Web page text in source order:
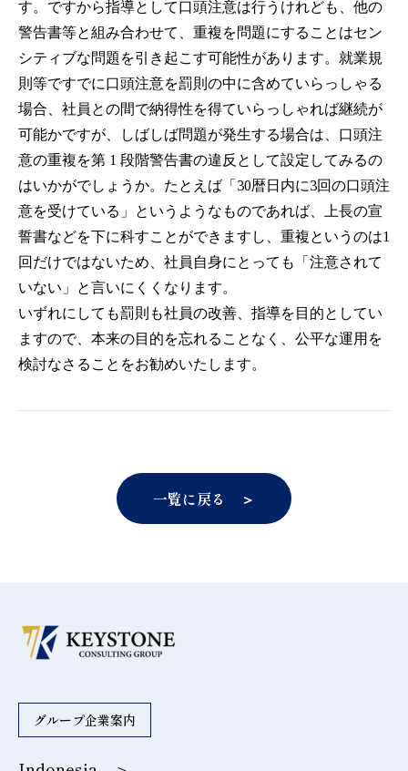
す。ですから指導として口頭注意は行うけれども、他の
警告書等と組み合わせて、重複を問題にすることはセン
シティブな問題を引き起こす可能性があります。就業規
則等ですでに口頭注意を罰則の中に含めていらっしゃる
場合、社員との間で納得性を得ていらっしゃれば継続が
可能かですが、しばしば問題が発生する場合は、口頭注
意の重複を第 1 段階警告書の違反として設定してみるの
はいかがでしょうか。たとえば「30暦日内に3回の口頭注
意を受けている」というようなものであれば、上⾧の宣
誓書などを下に科すことができますし、重複というのは1
回だけではないため、社員自身にとっても「注意されて
いない」と言いにくくなります。
いずれにしても罰則も社員の改善、指導を目的としてい
ますので、本来の目的を忘れることなく、公平な運用を
検討なさることをお勧めいたします。
一覧に戻る ＞
グループ企業案内